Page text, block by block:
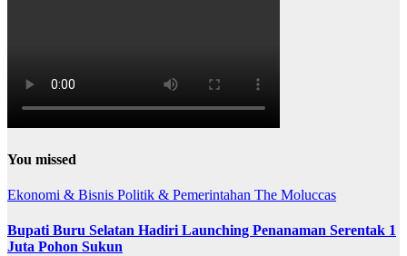
You missed
Ekonomi & Bisnis Politik & Pemerintahan The Moluccas
Bupati Buru Selatan Hadiri Launching Penanaman Serentak 1
Juta Pohon Sukun